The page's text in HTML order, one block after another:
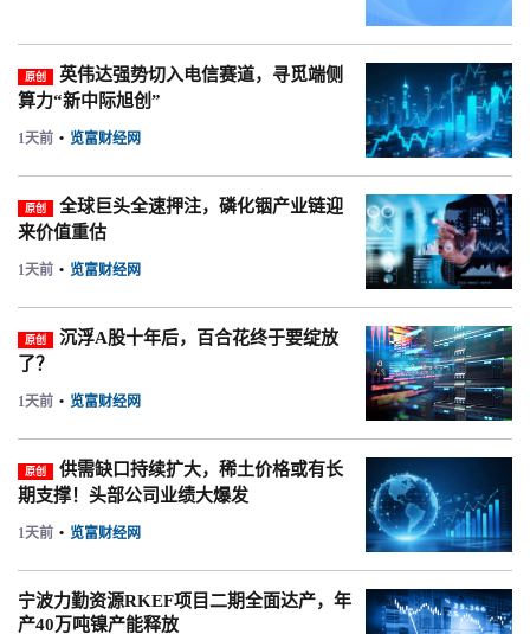
原创
英伟达强势切入电信赛道，寻觅端侧
算力“新中际旭创”
1天前 • 览富财经网
原创
全球巨头全速押注，磷化铟产业链迎
来价值重估
1天前 • 览富财经网
原创
沉浮A股十年后，百合花终于要绽放
了？
1天前 • 览富财经网
原创
供需缺口持续扩大，稀土价格或有长
期支撑！头部公司业绩大爆发
1天前 • 览富财经网
宁波力勤资源RKEF项目二期全面达产，年
产40万吨镍产能释放